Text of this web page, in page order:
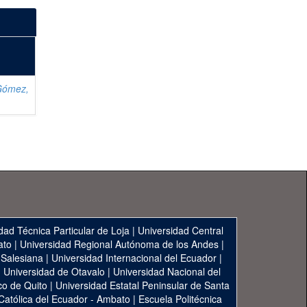
Técnica Particular de Loja | Universidad Central
| Universidad Regional Autónoma de los Andes|
| Universidad Internacional del Ecuador|
Universidad de Otavalo | Universidad Nacional del
de Quito | Universidad Estatal Peninsular de Santa
del Ecuador - Ambato | Escuela Politécnica